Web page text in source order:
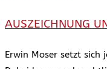
AUSZEICHNUNG
Erwin Moser setzt sich